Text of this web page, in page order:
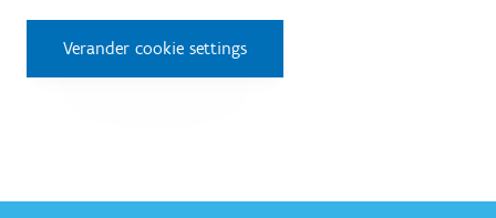
Verander cookie settings